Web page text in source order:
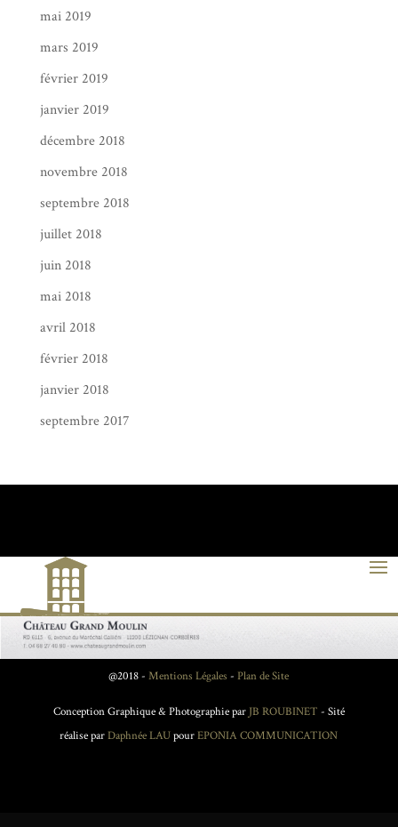
mai 2019
mars 2019
février 2019
janvier 2019
décembre 2018
novembre 2018
septembre 2018
juillet 2018
juin 2018
mai 2018
avril 2018
février 2018
janvier 2018
septembre 2017
@2018 - Mentions Légales - Plan de Site
Conception Graphique & Photographie par JB ROUBINET - Sité
réalise parDaphnée LAUpourEPONIA COMMUNICATION